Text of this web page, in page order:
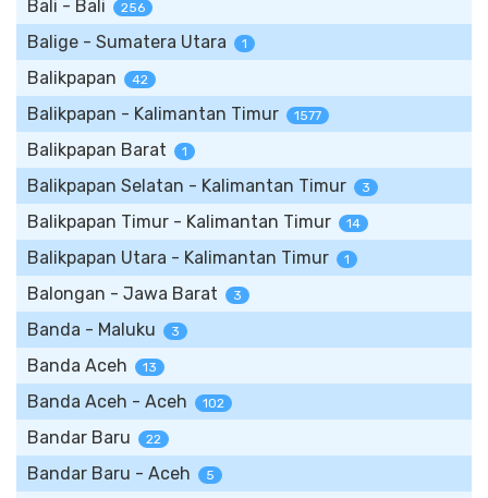
Bali - Bali 256
Balige - Sumatera Utara 1
Balikpapan 42
Balikpapan - Kalimantan Timur 1577
Balikpapan Barat 1
Balikpapan Selatan - Kalimantan Timur 3
Balikpapan Timur - Kalimantan Timur 14
Balikpapan Utara - Kalimantan Timur 1
Balongan - Jawa Barat 3
Banda - Maluku 3
Banda Aceh 13
Banda Aceh - Aceh 102
Bandar Baru 22
Bandar Baru - Aceh 5